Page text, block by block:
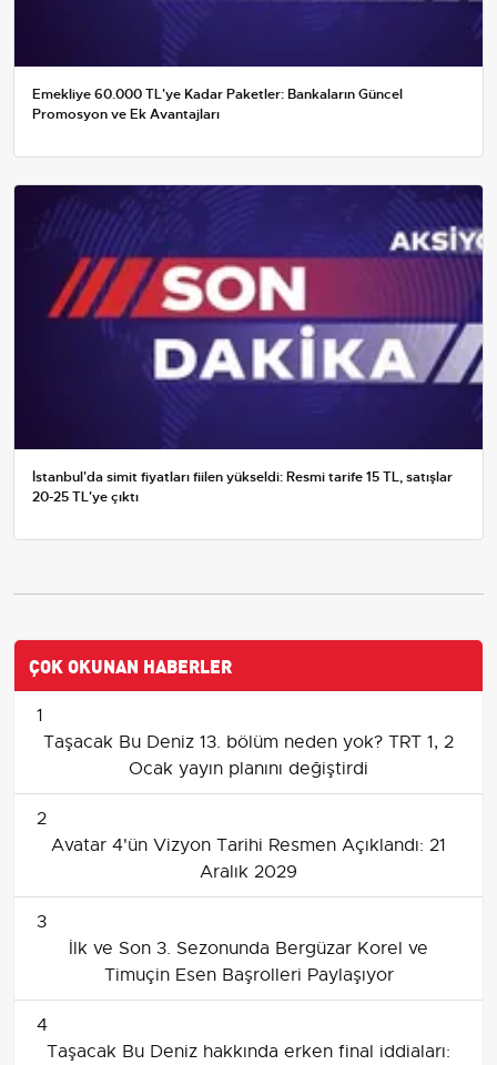
Emekliye 60.000 TL'ye Kadar Paketler: Bankaların Güncel
Promosyon ve Ek Avantajları
İstanbul'da simit fiyatları fiilen yükseldi: Resmi tarife 15 TL, satışlar
20-25 TL'ye çıktı
ÇOK OKUNAN HABERLER
1
Taşacak Bu Deniz 13. bölüm neden yok? TRT 1, 2
Ocak yayın planını değiştirdi
2
Avatar 4'ün Vizyon Tarihi Resmen Açıklandı: 21
Aralık 2029
3
İlk ve Son 3. Sezonunda Bergüzar Korel ve
Timuçin Esen Başrolleri Paylaşıyor
4
Taşacak Bu Deniz hakkında erken final iddiaları: